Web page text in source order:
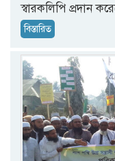
স্বারকলিপি প্রদান
বিস্তারিত